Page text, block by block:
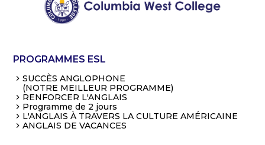
PROGRAMMES ESL
SUCCÈS ANGLOPHONE
(NOTRE MEILLEUR PROGRAMME)
RENFORCER L'ANGLAIS
Programme de 2 jours
L'ANGLAIS À TRAVERS LA CULTURE AMÉRICAINE
ANGLAIS DE VACANCES